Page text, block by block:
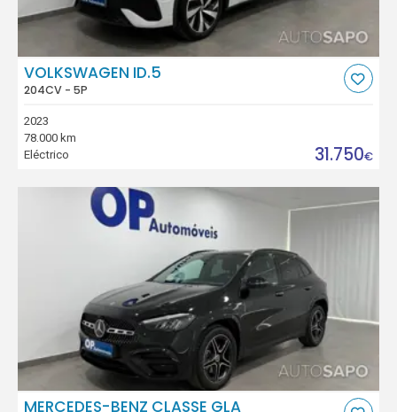
VOLKSWAGEN ID.5
204CV - 5P
2023
78.000 km
Eléctrico
31.750€
MERCEDES-BENZ CLASSE GLA